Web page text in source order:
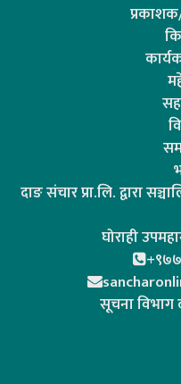
दाङ संचार प्रा.लि. द्वारा
घोराही
सूचना विभाग